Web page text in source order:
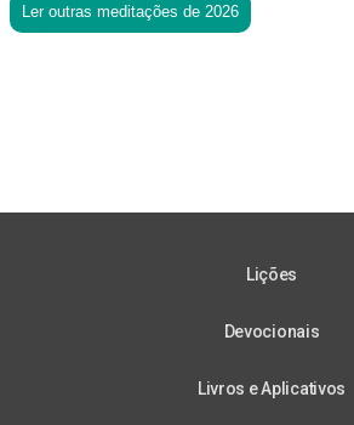
Ler outras meditações de 2026
Lições
Devocionais
Livros e Aplicativos